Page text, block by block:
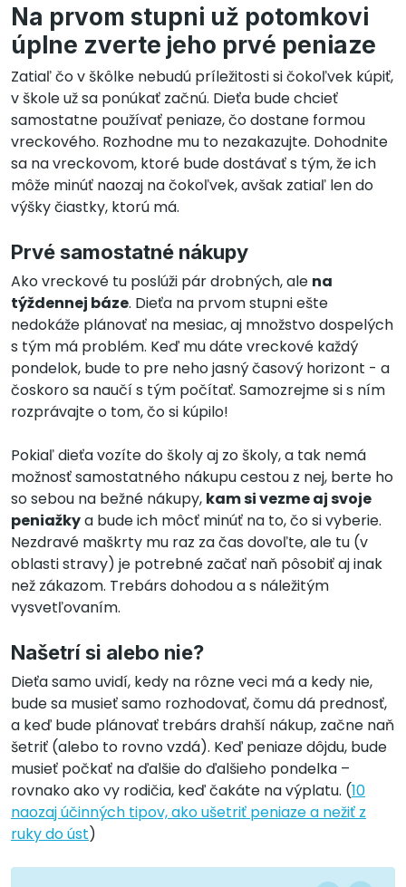
Na prvom stupni už potomkovi
úplne zverte jeho prvé peniaze
Zatiaľ čo v škôlke nebudú príležitosti si čokoľvek kúpiť,
v škole už sa ponúkať začnú. Dieťa bude chcieť
samostatne používať peniaze, čo dostane formou
vreckového. Rozhodne mu to nezakazujte. Dohodnite
sa na vreckovom, ktoré bude dostávať s tým, že ich
môže minúť naozaj na čokoľvek, avšak zatiaľ len do
výšky čiastky, ktorú má.
Prvé samostatné nákupy
Ako vreckové tu poslúži pár drobných, ale na
týždennej báze. Dieťa na prvom stupni ešte
nedokáže plánovať na mesiac, aj množstvo dospelých
s tým má problém. Keď mu dáte vreckové každý
pondelok, bude to pre neho jasný časový horizont - a
čoskoro sa naučí s tým počítať. Samozrejme si s ním
rozprávajte o tom, čo si kúpilo!
Pokiaľ dieťa vozíte do školy aj zo školy, a tak nemá
možnosť samostatného nákupu cestou z nej, berte ho
so sebou na bežné nákupy, kam si vezme aj svoje
peniažkya bude ich môcť minúť na to, čo si vyberie.
Nezdravé maškrty mu raz za čas dovoľte, ale tu (v
oblasti stravy) je potrebné začať naň pôsobiť aj inak
než zákazom. Trebárs dohodou a s náležitým
vysvetľovaním.
Našetrí si alebo nie?
Dieťa samo uvidí, kedy na rôzne veci má a kedy nie,
bude sa musieť samo rozhodovať, čomu dá prednosť,
a keď bude plánovať trebárs drahší nákup, začne naň
šetriť (alebo to rovno vzdá). Keď peniaze dôjdu, bude
musieť počkať na ďalšie do ďalšieho pondelka –
rovnako ako vy rodičia, keď čakáte na výplatu. (10
naozaj účinných tipov, ako ušetriť peniaze a nežiť z
ruky do úst)